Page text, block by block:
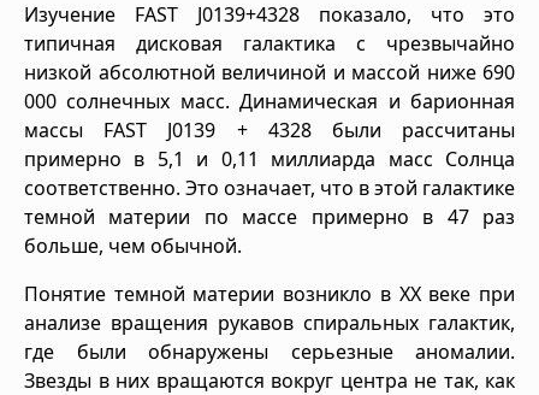
Изучение FAST J0139+4328 показало, что это
типичная дисковая галактика с чрезвычайно
низкой абсолютной величиной и массой ниже 690
000 солнечных масс. Динамическая и барионная
массы FAST J0139 + 4328 были рассчитаны
примерно в 5,1 и 0,11 миллиарда масс Солнца
соответственно. Это означает, что в этой галактике
темной материи по массе примерно в 47 раз
больше, чем обычной.
Понятие темной материи возникло в XX веке при
анализе вращения рукавов спиральных галактик,
где были обнаружены серьезные аномалии.
Звезды в них вращаются вокруг центра не так, как